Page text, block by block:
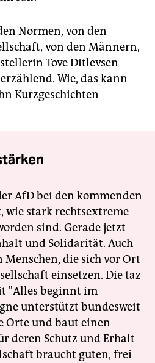
Normen, von den
von den Männern,
Tove Ditlevsen
Wie, das kann
Kurzgeschichten
AfD bei den kommenden
wie stark rechtsextreme
sind. Gerade jetzt
und Solidarität. Auch
die sich vor Ort
einsetzen. Die taz
"Alles beginnt im
unterstützt bundesweit
Orte und baut einen
deren Schutz und Erhalt
braucht guten, frei